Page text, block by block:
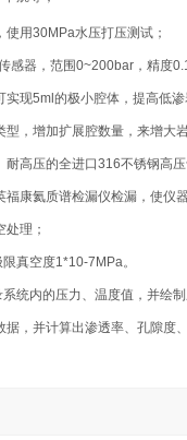
用30MPa水压打压测试；
感器，范围0~200bar，精度
实现5ml的极小腔体，提高低渗
型，增加扩展腔数量，来增大
耐高压的全进口316不锈钢高
康氦质谱检漏仪检漏，使仪
理；
真空度1*10-7MPa。
统内的压力、温度值，并绘
据，并计算出渗透率、孔隙度